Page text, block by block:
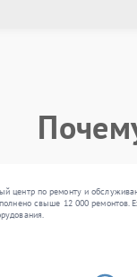
центр по ремонту и
свыше 12 000 ремонтов.